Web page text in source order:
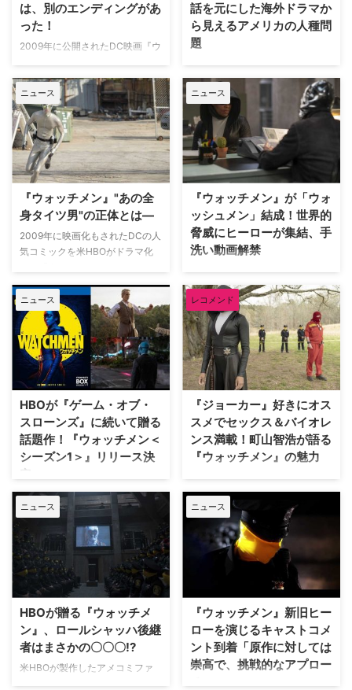
プ（『It's No Game（原題）』
を…
あるケイ…
は、別のエンディングがあ
った！
2009年に公開されたDC映画『ウ
ィッド・ヘイターが、「映画版に
は別のエンディングがあった」と
明かした。米Comicbook.comが
報じている。 アラン・ムーア＆
デイヴ・ギボンズによるDCコミ
ックスの実写化となる映画版『ウ
ォッチメン』は、世界の重大事件
た監視…
話を元にした海外ドラマか
ら見えるアメリカの人種問
題
5月下旬の米ミネアポリスの黒人
死亡事件をきっかけに始まったデ
モ運動「Black Lives Matter（黒
人の命を粗末にするな）」は、今
や世界中に拡散している。その流
れを受けて米USA Today紙が推
薦するドラマの中から、日本でも
観られる6作品を通じて、差別問
でみては？ 『ボクらを見る…
ニュース
『ウォッチメン』"あの全
身タイツ男"の正体とは―
2009年に映画化もされたDCの人
気コミックを米HBOがドラマ化
ブルーレイ＆DVDリリースとな
る。現代のアメリカを新たに描き
出した異色の歴史改変SFアクシ
ョンドラマをより深く楽しむため
にコラム情報【Watchmen
Journal】より、HBO『ウォッチ
メン』オフィシャルサイトに掲載
されて…
ニュース
『ウォッチメン』が「ウォ
ッシュメン」結成！世界的
脅威にヒーローが集結、手
洗い動画解禁
現在猛威をふるっている新型コロ
ナウイルス感染拡大を防ぐため、
世界的に様々な業種やイベントが
自粛要請を受け、自宅待機を余儀
なくされている。日本では
Twitterなどで「#ヒーローが子供
達を元気にする」「#ヒーローが
大人達を元気にする」というハッ
シュタグをつけて特撮ヒーローを
演じた俳優陣が積極的に励ましの
コメントを発信して…
ニュース
HBOが『ゲーム・オブ・
スローンズ』に続いて贈る
話題作！『ウォッチメン＜
シーズン1＞』リリース決
定
大ヒットドラマ『ゲーム・オブ・
スローンズ』が2019年5月に完結
した後、同年10月に同じ米HBO
で始まった歴史改変SFアクショ
ンドラマ『ウォッチメン』。その
シーズン1のブルーレイ＆DVDが
6月3日（水）よりリリースされ
る。 原作は、「Vフォー・ヴェン
デッタ」「スワンプシング」「フ
ロム・ヘル」などを生んだ人気作
家、アラン…
レコメンド
『ジョーカー』好きにオス
スメでセックス＆バイオレ
ンス満載！町山智浩が語る
『ウォッチメン』の魅力
アラン・ムーアとデイヴ・ギボン
ズによるアメコミが原作のSFア
クションドラマ『ウォッチメ
ン』。Amazon Prime Videoチャ
ンネル‎「スターチャンネルEX -
DRAMA & CLASSICS-」にて絶
賛配信中で、BS10 スターチャン
ネルでも毎週水曜23：00より絶
賛放送中の本作は、独特の世界観
を築いている一方…
ニュース
HBOが贈る『ウォッチメ
ン』、ロールシャッハ後継
者はまさかの〇〇〇!?
米HBOが製作したアメコミファ
ニュース
『ウォッチメン』新旧ヒー
ローを演じるキャストコメ
ント到着「原作に対しては
崇高で、挑戦的なアプロー